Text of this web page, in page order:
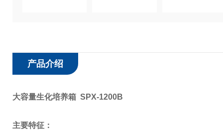
产品介绍
大容量生化培养箱 SPX-1200B
主要特征：